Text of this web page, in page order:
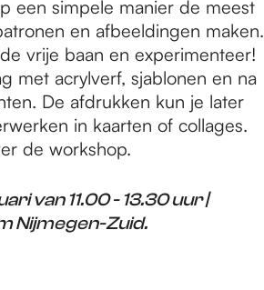
een simpele manier de meest
en afbeeldingen maken.
vrije baan en experimenteer!
met acrylverf, sjablonen en na
De afdrukken kun je later
in kaarten of collages.
de workshop.
van 11.00 - 13.30 uur |
Nijmegen-Zuid.